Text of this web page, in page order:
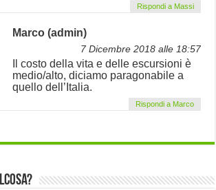
Rispondi a Massi
Marco (admin)
7 Dicembre 2018 alle 18:57
Il costo della vita e delle escursioni è
medio/alto, diciamo paragonabile a
quello dell’Italia.
Rispondi a Marco